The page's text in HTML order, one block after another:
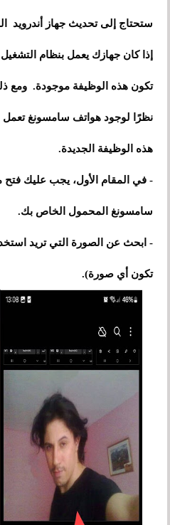
ستحتاج إلى تحديث جهاز أندرويد
تكون هذه الوظيفة موجودة. ومع
هذه الوظيفة الجديدة.
- في المقام الأول، يجب عليك
سامسونغ المحمول الخاص بك.
- ابحث عن الصورة التي تريد
تكون أي صورة).